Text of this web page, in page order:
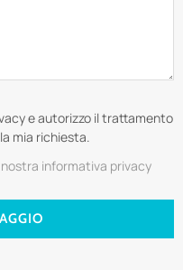
e autorizzo il trattamento
mia richiesta.
informativa privacy